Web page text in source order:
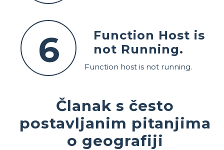
6
Function Host is
not Running.
Function host is not running.
Članak s često
postavljanim pitanjima
o geografiji